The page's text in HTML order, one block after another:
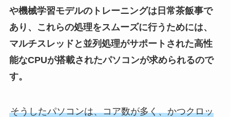
や機械学習モデルのトレーニングは日常茶飯事で
あり、これらの処理をスムーズに行うためには、
マルチスレッドと並列処理がサポートされた高性
能なCPUが搭載されたパソコンが求められるので
す。
そうしたパソコンは、コア数が多く、かつクロッ